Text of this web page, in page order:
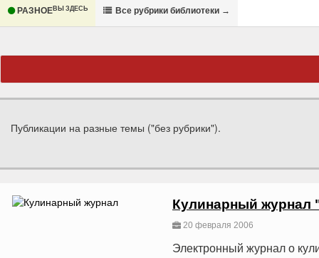
РАЗНОЕВЫ ЗДЕСЬ Все рубрики библиотеки →
Публикации на разные темы ("без рубрики").
Кулинарный журнал
20 февраля 2006
Электронный журнал о